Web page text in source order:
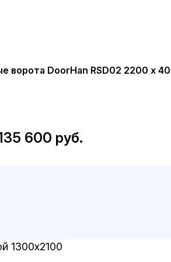
ворота DoorHan RSD02 2200 х
600 руб.